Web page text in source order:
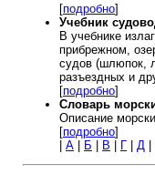
[подробно]
Учебник
В учебнике
прибрежном,
судов (шлюпок,
разъездных и
[подробно]
Словарь
Описание
[подробно]
А Б В Г Д